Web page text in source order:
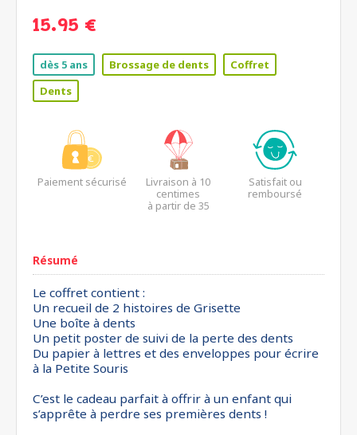
15.95 €
dès 5 ans Brossage de dents
Coffret
Dents
Paiement sécurisé
Livraison à 10
centimes
à partir de 35
Satisfait ou
remboursé
Résumé
Le coffret contient :
Un recueil de 2 histoires de Grisette
Une boîte à dents
Un petit poster de suivi de la perte des dents
Du papier à lettres et des enveloppes pour écrire
à la Petite Souris
C’est le cadeau parfait à offrir à un enfant qui
s’apprête à perdre ses premières dents !